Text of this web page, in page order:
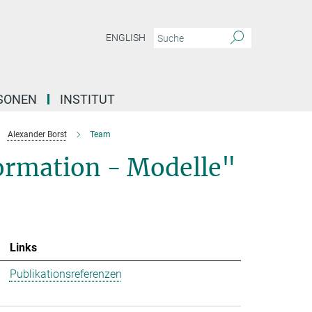
ENGLISH
INSTITUT
Alexander Borst Team
- Modelle"
Links
Publikationsreferenzen